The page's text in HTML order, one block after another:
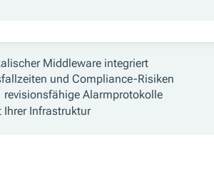
Middleware integriert
und Compliance-Risiken
revisionsfähige Alarmprotokolle
Ihrer Infrastruktur